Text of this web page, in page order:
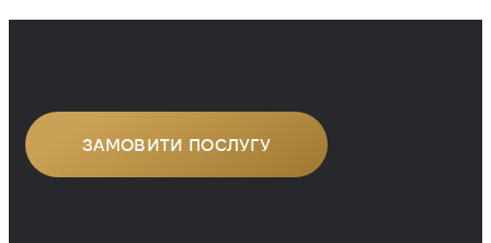
найімовірніше, через те, що […]
ЗАМОВИТИ ПОСЛУГУ